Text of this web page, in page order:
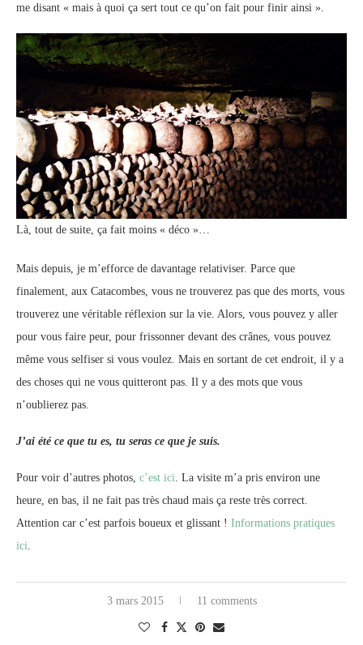
me disant « mais à quoi ça sert tout ce qu’on fait pour finir ainsi ».
Là, tout de suite, ça fait moins « déco »…
Mais depuis, je m’efforce de davantage relativiser. Parce que
finalement, aux Catacombes, vous ne trouverez pas que des morts, vous
trouverez une véritable réflexion sur la vie. Alors, vous pouvez y aller
pour vous faire peur, pour frissonner devant des crânes, vous pouvez
même vous selfiser si vous voulez. Mais en sortant de cet endroit, il y a
des choses qui ne vous quitteront pas. Il y a des mots que vous
n’oublierez pas.
J’ai été ce que tu es, tu seras ce que je suis.
Pour voir d’autres photos, c’est ici. La visite m’a pris environ une
heure, en bas, il ne fait pas très chaud mais ça reste très correct.
Attention car c’est parfois boueux et glissant ! Informations pratiques
ici.
3 mars 2015 11 comments